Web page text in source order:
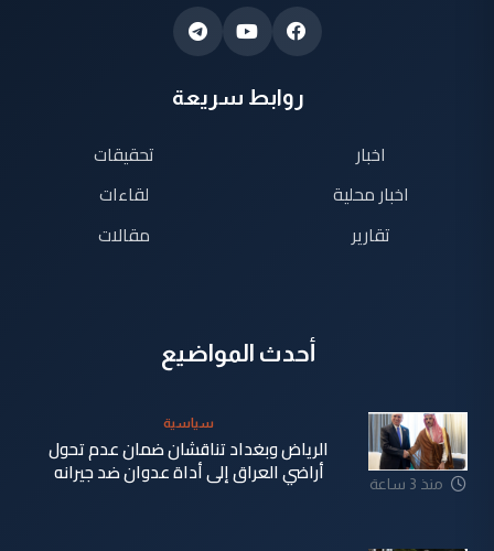
روابط سريعة
اخبار
اخبار محلية
تقارير
تحقيقات
لقاءات
مقالات
أحدث المواضيع
منذ 3 ساعة
سياسية
الرياض وبغداد تناقشان ضمان عدم تحول
أراضي العراق إلى أداة عدوان ضد جيرانه